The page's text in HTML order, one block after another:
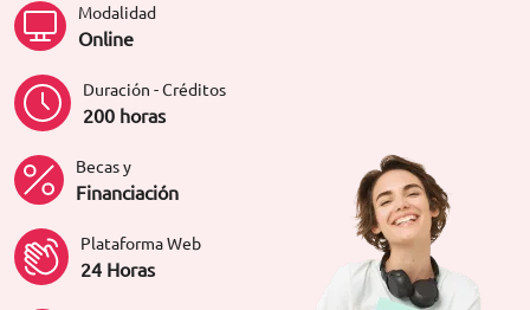
Modalidad
Online
Duración - Créditos
200 horas
Becas y
Financiación
Plataforma Web
24 Horas